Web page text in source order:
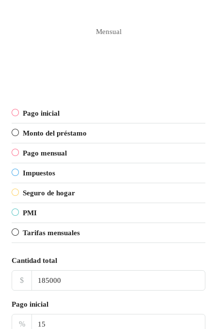
Mensual
Pago inicial
Monto del préstamo
Pago mensual
Impuestos
Seguro de hogar
PMI
Tarifas mensuales
Cantidad total
$
Pago inicial
%